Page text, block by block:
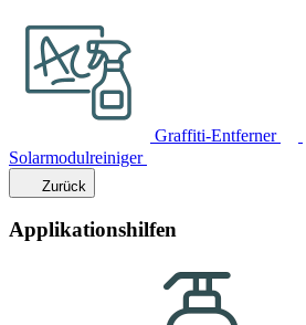
Graffiti-Entferner
Solarmodulreiniger
Zurück
Applikationshilfen